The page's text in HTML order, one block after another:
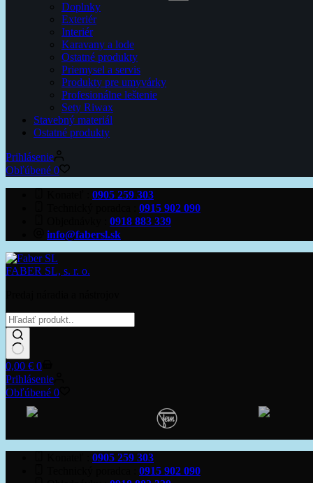
Doplnky
Exteriér
Interiér
Karavany a lode
Ostatné produkty
Priemysel a servis
Produkty pre umyvárky
Profesionálne leštenie
Sety Riwax
Stavebný materiál
Ostatné produkty
Prihlásenie
Obľúbené 0
0905 259 303
0915 902 090
0918 883 339
info@fabersl.sk
FABER SL, s. r. o.
Žiadne
výsledky
Shopping
cart
0,00 € 0
Prihlásenie
Obľúbené 0
0905 259 303
0915 902 090